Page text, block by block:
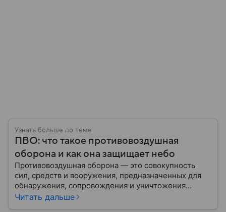
Узнать больше по теме
ПВО: что такое противовоздушная
оборона и как она защищает небо
Противовоздушная оборона — это совокупность
сил, средств и вооружения, предназначенных для
обнаружения, сопровождения и уничтожения
средств воздушного нападения. Современные
Читать дальше